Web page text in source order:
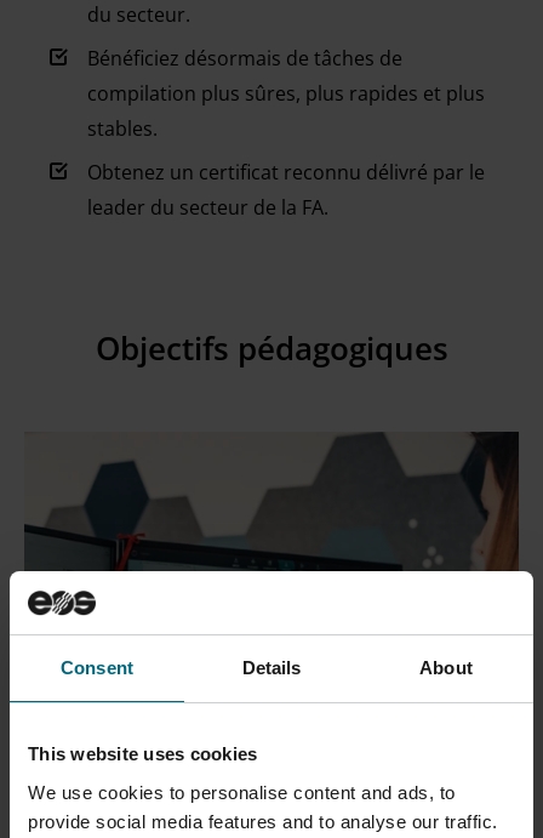
Consent Details About
This website uses cookies
We use cookies to personalise content and ads, to
provide social media features and to analyse our traffic.
du secteur.
Bénéficiez désormais de tâches de
compilation plus sûres, plus rapides et plus
stables.
Obtenez un certificat reconnu délivré par le
leader du secteur de la FA.
Objectifs pédagogiques